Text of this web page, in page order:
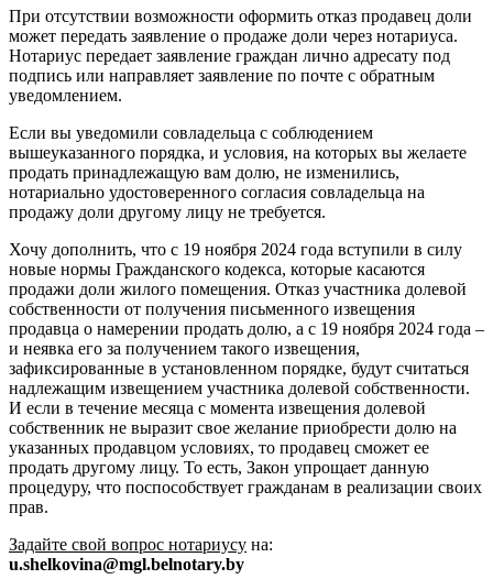
При отсутствии возможности оформить отказ продавец доли
может передать заявление о продаже доли через нотариуса.
Нотариус передает заявление граждан лично адресату под
подпись или направляет заявление по почте с обратным
уведомлением.
Если вы уведомили совладельца с соблюдением
вышеуказанного порядка, и условия, на которых вы желаете
продать принадлежащую вам долю, не изменились,
нотариально удостоверенного согласия совладельца на
продажу доли другому лицу не требуется.
Хочу дополнить, что с 19 ноября 2024 года вступили в силу
новые нормы Гражданского кодекса, которые касаются
продажи доли жилого помещения. Отказ участника долевой
собственности от получения письменного извещения
продавца о намерении продать долю, а с 19 ноября 2024 года –
и неявка его за получением такого извещения,
зафиксированные в установленном порядке, будут считаться
надлежащим извещением участника долевой собственности.
И если в течение месяца с момента извещения долевой
собственник не выразит свое желание приобрести долю на
указанных продавцом условиях, то продавец сможет ее
продать другому лицу. То есть, Закон упрощает данную
процедуру, что поспособствует гражданам в реализации своих
прав.
Задайте свой вопрос нотариусу на:
u.shelkovina@mgl.belnotary.by